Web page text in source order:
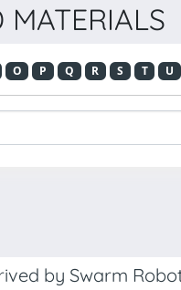
O P Q R S T U
by Swarm